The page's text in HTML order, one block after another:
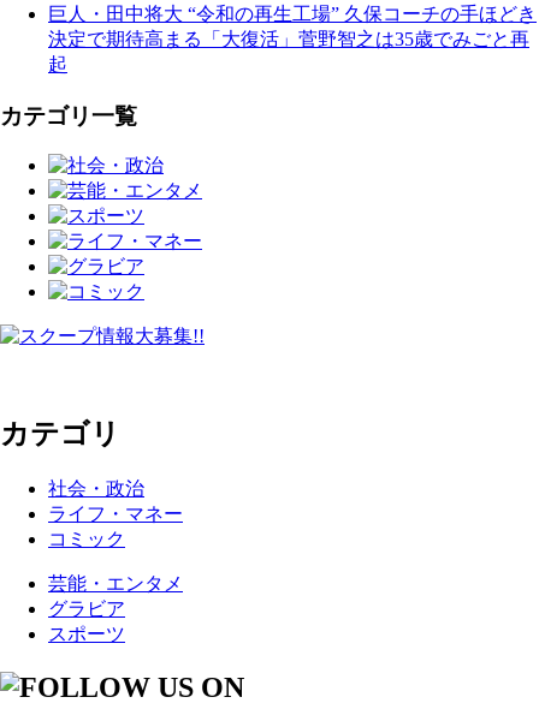
巨人・田中将大 “令和の再生工場” 久保コーチの手ほどき
決定で期待高まる「大復活」菅野智之は35歳でみごと再
起
カテゴリ一覧
カテゴリ
社会・政治
ライフ・マネー
コミック
芸能・エンタメ
グラビア
スポーツ